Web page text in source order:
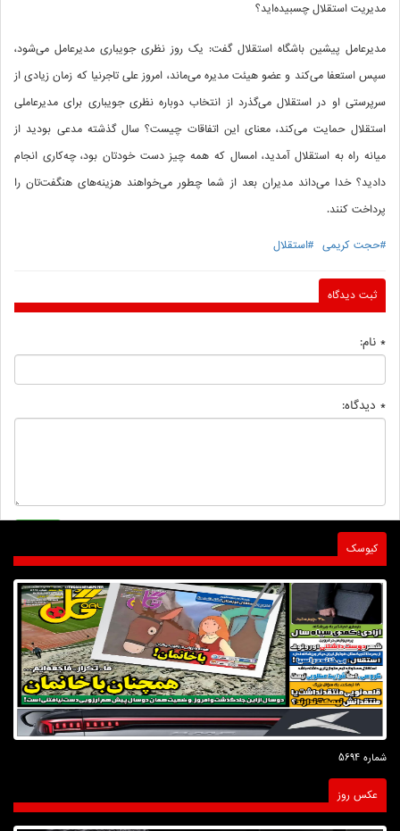
مدیریت استقلال چسبیده‌اید؟
مدیرعامل پیشین باشگاه استقلال گفت: یک روز نظری جویباری مدیرعامل می‌شود،
سپس استعفا می‌کند و عضو هیئت مدیره می‌ماند، امروز علی تاجرنیا که زمان زیادی از
سرپرستی او در استقلال می‌گذرد از انتخاب دوباره نظری جویباری برای مدیرعاملی
استقلال حمایت می‌کند، معنای این اتفاقات چیست؟ سال گذشته مدعی بودید از
میانه راه به استقلال آمدید، امسال که همه چیز دست خودتان بود، چه‌کاری انجام
دادید؟ خدا می‌داند مدیران بعد از شما چطور می‌خواهند هزینه‌های هنگفت‌تان را
پرداخت کنند.
#حجت کریمی #استقلال
ثبت دیدگاه
* نام:
* دیدگاه:
کیوسک
شماره 5694
عکس روز